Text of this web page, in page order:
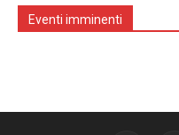
Eventi imminenti